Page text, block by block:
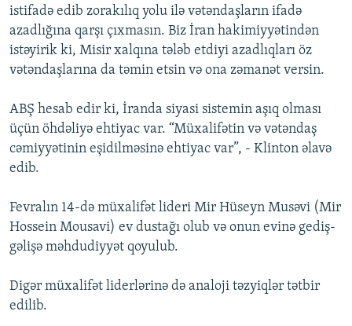
istifadə edib zorakılıq yolu ilə vətəndaşların ifadə
azadlığına qarşı çıxmasın. Biz İran hakimiyyətindən
istəyirik ki, Misir xalqına tələb etdiyi azadlıqları öz
vətəndaşlarına da təmin etsin və ona zəmanət versin.
ABŞ hesab edir ki, İranda siyasi sistemin aşıq olması
üçün öhdəliyə ehtiyac var. “Müxalifətin və vətəndaş
cəmiyyətinin eşidilməsinə ehtiyac var”, - Klinton əlavə
edib.
Fevralın 14-də müxalifət lideri Mir Hüseyn Musəvi (Mir
Hossein Mousavi) ev dustağı olub və onun evinə gediş-
gəlişə məhdudiyyət qoyulub.
Digər müxalifət liderlərinə də analoji təzyiqlər tətbir
edilib.